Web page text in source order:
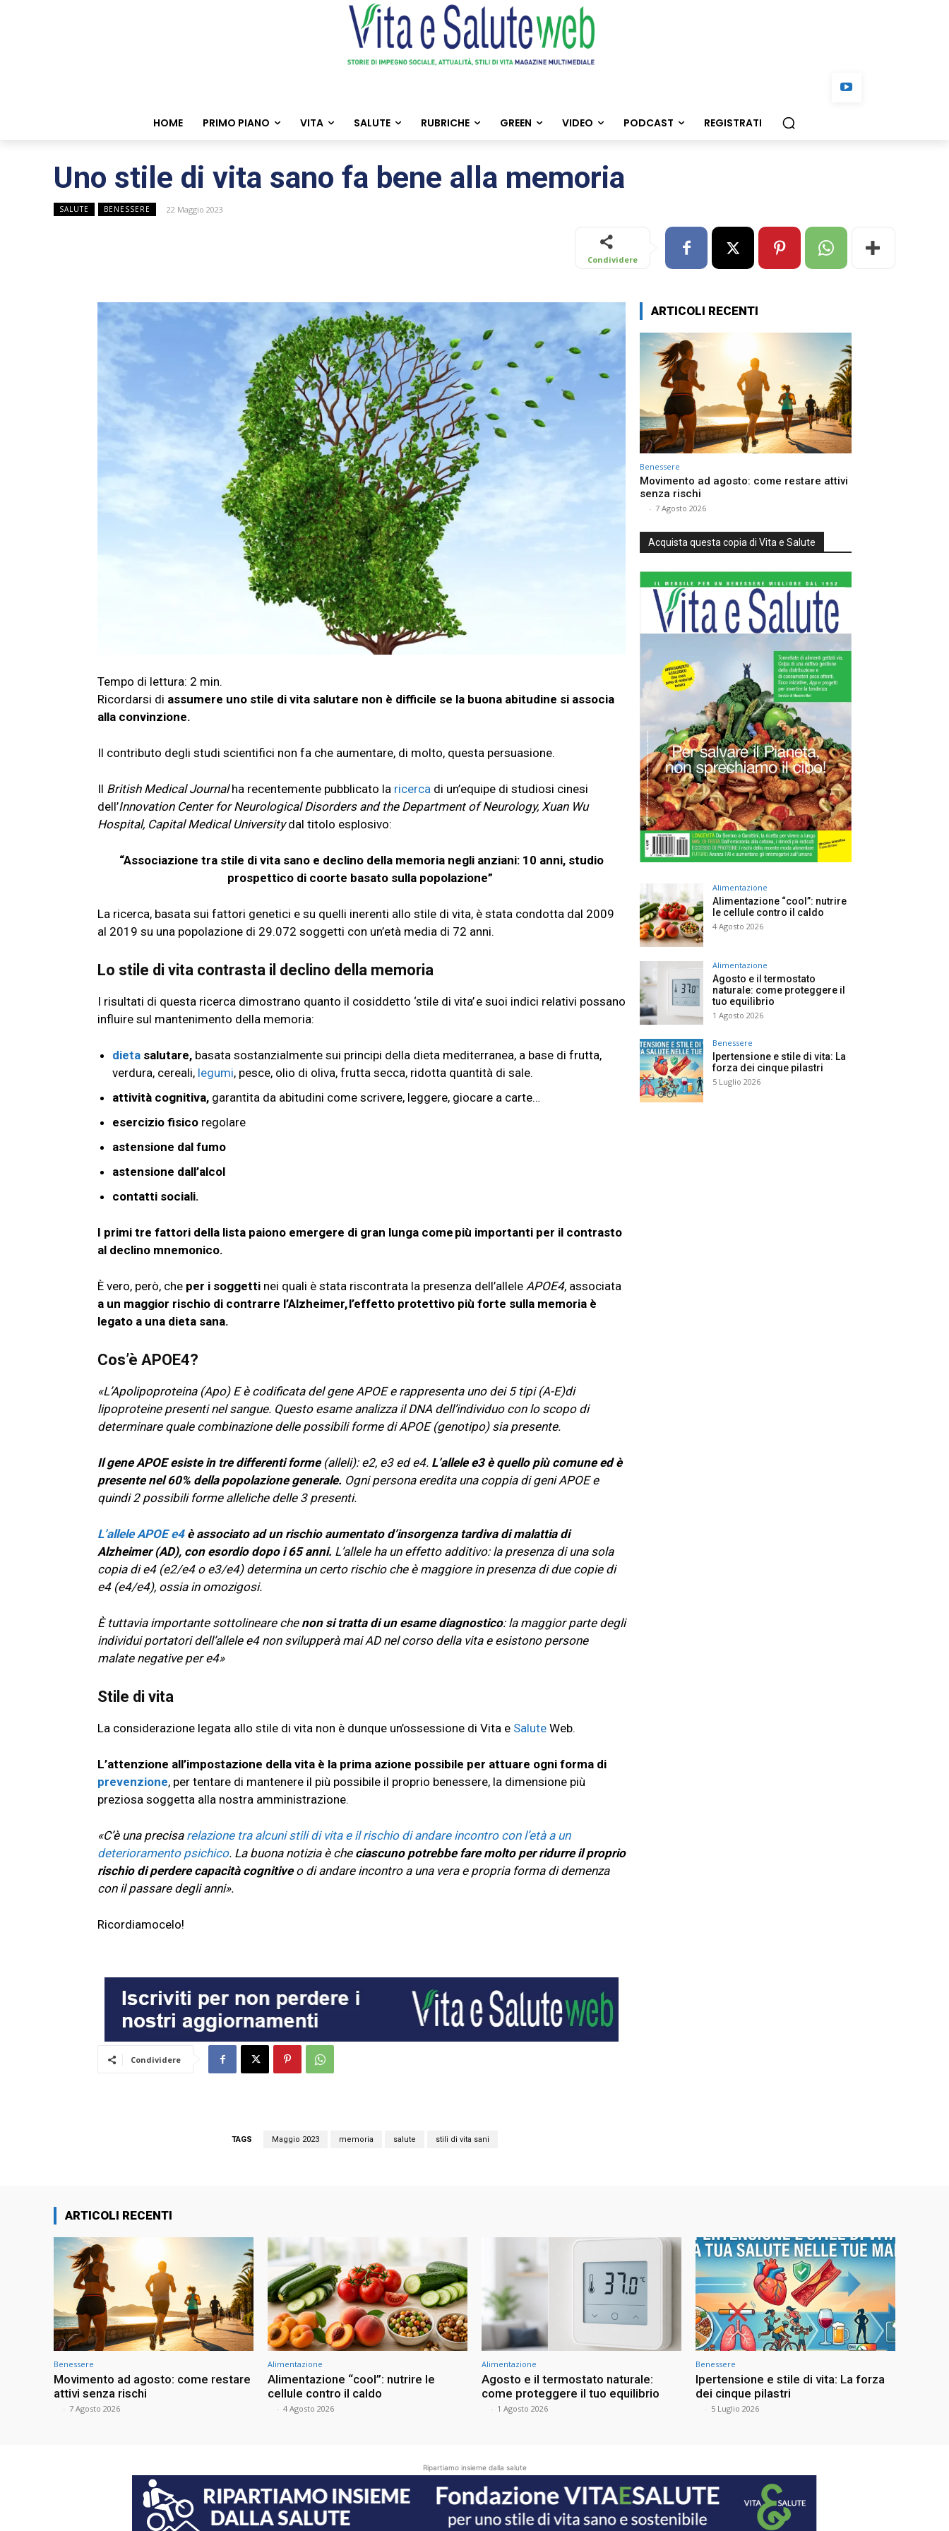
HOME PRIMO PIANO VITA SALUTE RUBRICHE GREEN VIDEO PODCAST REGISTRATI
Uno stile di vita sano fa bene alla memoria
SALUTE BENESSERE 22 Maggio 2023
Condividere
Ricordarsi di assumere uno stile di vita salutare non è difficile se la buona abitudine si associa
alla convinzione.
Il contributo degli studi scientifici non fa che aumentare, di molto, questa persuasione.
Il British Medical Journalha recentemente pubblicato la ricerca di un’equipe di studiosi cinesi
dell’Innovation Center for Neurological Disorders and the Department of Neurology, Xuan Wu
Hospital, Capital Medical Universitydal titolo esplosivo:
“Associazione tra stile di vita sano e declino della memoria negli anziani: 10 anni, studio
prospettico di coorte basato sulla popolazione”
La ricerca, basata sui fattori genetici e su quelli inerenti allo stile di vita, è stata condotta dal 2009
al 2019 su una popolazione di 29.072 soggetti con un’età media di 72 anni.
Lo stile di vita contrasta il declino della memoria
I risultati di questa ricerca dimostrano quanto il cosiddetto ‘stile di vita’ e suoi indici relativi possano
influire sul mantenimento della memoria:
dieta salutare, basata sostanzialmente sui principi della dieta mediterranea, a base di frutta,
verdura, cereali, legumi, pesce, olio di oliva, frutta secca, ridotta quantità di sale.
attività cognitiva, garantita da abitudini come scrivere, leggere, giocare a carte…
esercizio fisico regolare
astensione dal fumo
astensione dall’alcol
contatti sociali.
I primi tre fattori della lista paiono emergere di gran lunga come più importanti per il contrasto
al declino mnemonico.
È vero, però, che per i soggetti nei quali è stata riscontrata la presenza dell’allele APOE4, associata
a un maggior rischio di contrarre l’Alzheimer,l’effetto protettivo più forte sulla memoria è
legato a una dieta sana.
Cos’è APOE4?
«L’Apolipoproteina (Apo) E è codificata del gene APOE e rappresenta uno dei 5 tipi (A-E)di
lipoproteine presenti nel sangue. Questo esame analizza il DNA dell’individuo con lo scopo di
determinare quale combinazione delle possibili forme di APOE (genotipo) sia presente.
Il gene APOE esiste in tre differenti forme(alleli): e2, e3 ed e4. L’allele e3 è quello più comune ed è
presente nel 60% della popolazione generale. Ogni persona eredita una coppia di geni APOE e
quindi 2 possibili forme alleliche delle 3 presenti.
L’allele APOE e4 è associato ad un rischio aumentato d’insorgenza tardiva di malattia di
Alzheimer (AD), con esordio dopo i 65 anni. L’allele ha un effetto additivo: la presenza di una sola
copia di e4 (e2/e4 o e3/e4) determina un certo rischio che è maggiore in presenza di due copie di
e4 (e4/e4), ossia in omozigosi.
È tuttavia importante sottolineare chenon si tratta di un esame diagnostico: la maggior parte degli
individui portatori dell’allele e4 non svilupperà mai AD nel corso della vita e esistono persone
malate negative per e4»
Stile di vita
La considerazione legata allo stile di vita non è dunque un’ossessione di Vita e Salute Web.
L’attenzione all’impostazione della vita è la prima azione possibile per attuare ogni forma di
prevenzione, per tentare di mantenere il più possibile il proprio benessere, la dimensione più
preziosa soggetta alla nostra amministrazione.
«C’è una precisarelazione tra alcuni stili di vita e il rischio di andare incontro con l’età a un
deterioramento psichico. La buona notizia è checiascuno potrebbe fare molto per ridurre il proprio
rischio di perdere capacità cognitiveo di andare incontro a una vera e propria forma di demenza
con il passare degli anni».
Ricordiamocelo!
Condividere
TAGS Maggio 2023 memoria salute stili di vita sani
ARTICOLI RECENTI
Benessere
Movimento ad agosto: come restare attivi
senza rischi
- 7 Agosto 2026
Acquista questa copia di Vita e Salute
Alimentazione
Alimentazione “cool”: nutrire
le cellule contro il caldo
4 Agosto 2026
Alimentazione
Agosto e il termostato
naturale: come proteggere il
tuo equilibrio
1 Agosto 2026
Benessere
Ipertensione e stile di vita: La
forza dei cinque pilastri
5 Luglio 2026
ARTICOLI RECENTI
Benessere
Movimento ad agosto: come restare
attivi senza rischi
- 7 Agosto 2026
Alimentazione
Alimentazione “cool”: nutrire le
cellule contro il caldo
- 4 Agosto 2026
Alimentazione
Agosto e il termostato naturale:
come proteggere il tuo equilibrio
- 1 Agosto 2026
Benessere
Ipertensione e stile di vita: La forza
dei cinque pilastri
- 5 Luglio 2026
Ripartiamo insieme dalla salute